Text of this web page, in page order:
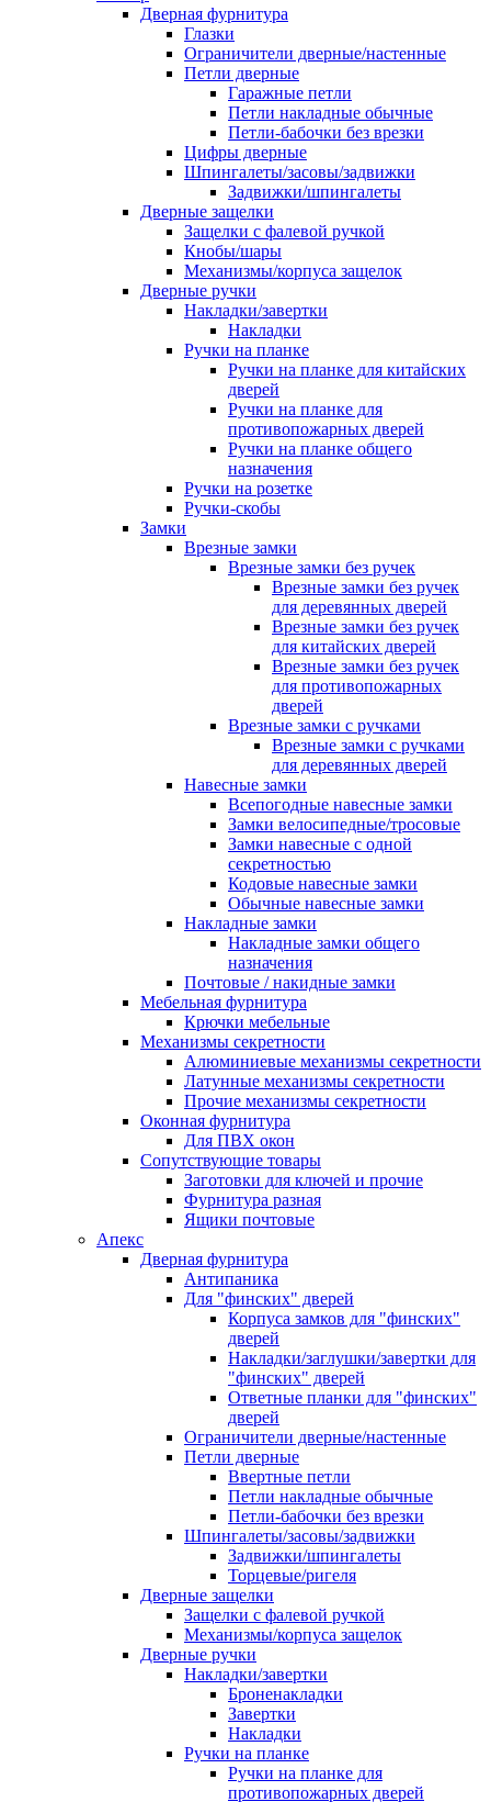
Дверная фурнитура
Глазки
Ограничители дверные/настенные
Петли дверные
Гаражные петли
Петли накладные обычные
Петли-бабочки без врезки
Цифры дверные
Шпингалеты/засовы/задвижки
Задвижки/шпингалеты
Дверные защелки
Защелки с фалевой ручкой
Кнобы/шары
Механизмы/корпуса защелок
Дверные ручки
Накладки/завертки
Накладки
Ручки на планке
Ручки на планке для китайских
дверей
Ручки на планке для
противопожарных дверей
Ручки на планке общего
назначения
Ручки на розетке
Ручки-скобы
Замки
Врезные замки
Врезные замки без ручек
Врезные замки без ручек
для деревянных дверей
Врезные замки без ручек
для китайских дверей
Врезные замки без ручек
для противопожарных
дверей
Врезные замки с ручками
Врезные замки с ручками
для деревянных дверей
Навесные замки
Всепогодные навесные замки
Замки велосипедные/тросовые
Замки навесные с одной
секретностью
Кодовые навесные замки
Обычные навесные замки
Накладные замки
Накладные замки общего
назначения
Почтовые / накидные замки
Мебельная фурнитура
Крючки мебельные
Механизмы секретности
Алюминиевые механизмы секретности
Латунные механизмы секретности
Прочие механизмы секретности
Оконная фурнитура
Для ПВХ окон
Сопутствующие товары
Заготовки для ключей и прочие
Фурнитура разная
Ящики почтовые
Апекс
Дверная фурнитура
Антипаника
Для "финских" дверей
Корпуса замков для "финских"
дверей
Накладки/заглушки/завертки для
"финских" дверей
Ответные планки для "финских"
дверей
Ограничители дверные/настенные
Петли дверные
Ввертные петли
Петли накладные обычные
Петли-бабочки без врезки
Шпингалеты/засовы/задвижки
Задвижки/шпингалеты
Торцевые/ригеля
Дверные защелки
Защелки с фалевой ручкой
Механизмы/корпуса защелок
Дверные ручки
Накладки/завертки
Броненакладки
Завертки
Накладки
Ручки на планке
Ручки на планке для
противопожарных дверей